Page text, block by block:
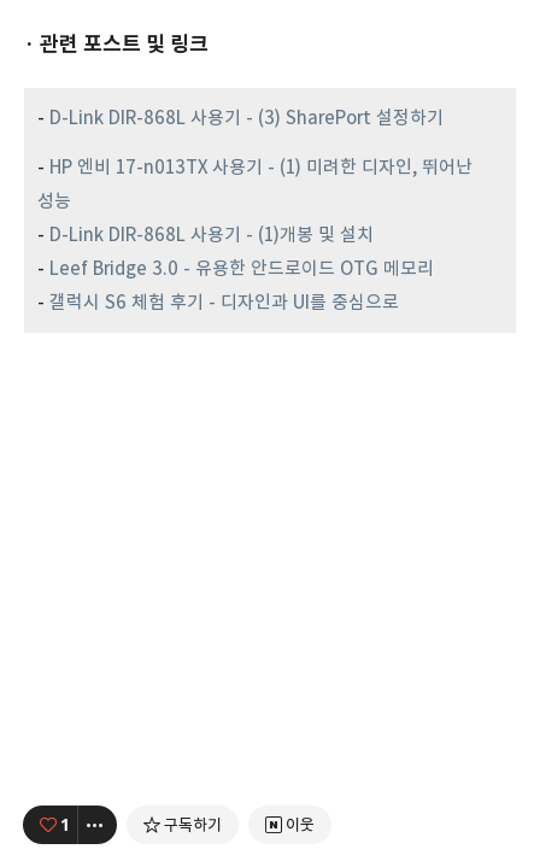
· 관련 포스트 및 링크
- D-Link DIR-868L 사용기 - (3) SharePort 설정하기
- HP 엔비 17-n013TX 사용기 - (1) 미려한 디자인, 뛰어난
성능
- D-Link DIR-868L 사용기 - (1)개봉 및 설치
- Leef Bridge 3.0 - 유용한 안드로이드 OTG 메모리
- 갤럭시 S6 체험 후기 - 디자인과 UI를 중심으로
1 구독하기 이웃